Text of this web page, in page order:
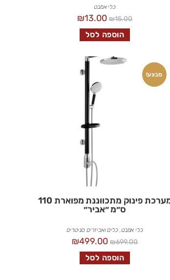
כלי אמבט
₪15.00
₪13.00
הוספה לסל
מבצע!
מערכת פינוק מתכווננת מפוארת 110
ס״מ ״אביר״
כלי אמבט,כלים ואביזרים סניטרים
₪699.00
₪499.00
הוספה לסל